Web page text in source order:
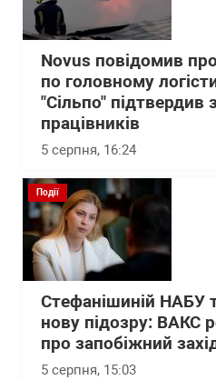
Novus повідомив
по головному
"Сільпо" підтвердив
працівників
5 серпня, 16:24
Події
Стефанішиній НАБУ
нову підозру: ВАКС
про запобіжний
5 серпня, 15:03